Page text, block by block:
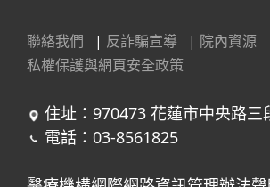
聯絡我們 | 反詐騙宣導 | 院內資源
私權保護與網頁安全政策
住址：970473 花蓮市中央路三
電話：03-8561825